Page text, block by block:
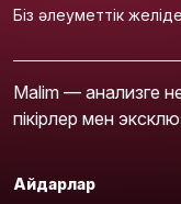
Біз әлеуметтік
Malim — анализге
пікірлер мен
Айдарлар